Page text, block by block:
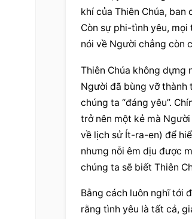
khí của Thiên Chúa, ban
Còn sự phi-tình yêu,
nói về Người chẳng còn
Thiên Chúa không dựng
Người đã bùng vỡ thành
chúng ta “đáng yêu”.
trở nên một kẻ mà
về lịch sử Ít-ra-en) để
nhưng nỗi êm dịu được
chúng ta sẽ biết Thiên
Bằng cách luôn nghĩ tới
rằng tình yêu là tất cả,